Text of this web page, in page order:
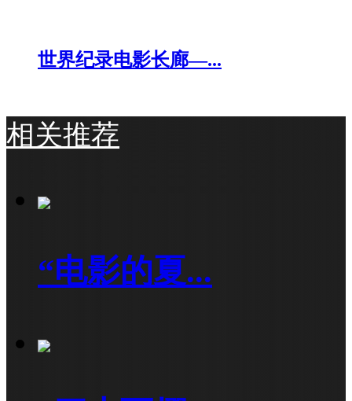
世界纪录电影长廊—...
相关推荐
“电影的夏...